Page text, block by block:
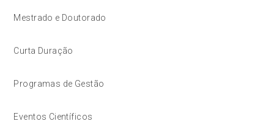
Mestrado e Doutorado
Curta Duração
Programas de Gestão
Eventos Científicos